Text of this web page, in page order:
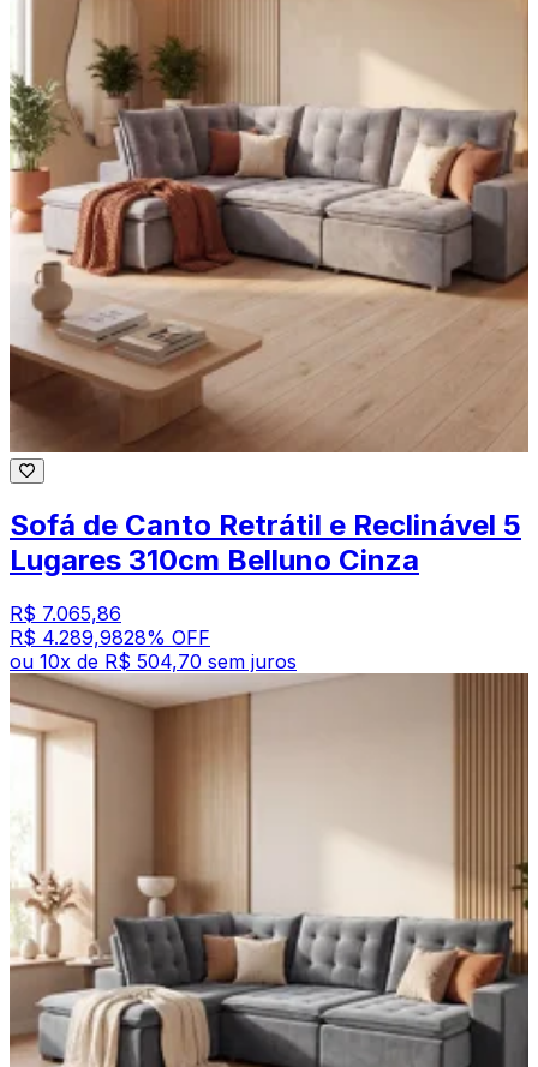
Sofá de Canto Retrátil e Reclinável 5
Lugares 310cm Belluno Cinza
R$ 7.065,86
R$ 4.289,9828% OFF
ou 10x de R$ 504,70 sem juros